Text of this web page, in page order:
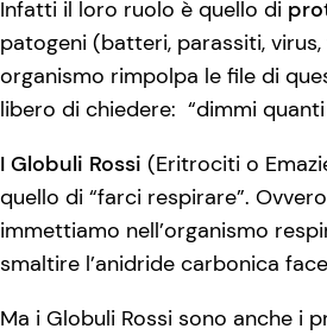
Infatti il loro ruolo è quello di
patogeni (batteri, parassiti,
organismo rimpolpa le file di
libero di chiedere: “dimmi
I Globuli Rossi (Eritrociti o
quello di “farci respirare”.
immettiamo nell’organismo
smaltire l’anidride carbonica
Ma i Globuli Rossi sono anche i